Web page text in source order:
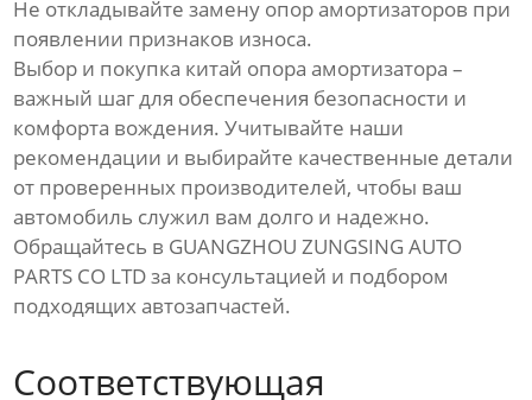
Не откладывайте замену опор амортизаторов при
появлении признаков износа.
Выбор и покупка китай опора амортизатора –
важный шаг для обеспечения безопасности и
комфорта вождения. Учитывайте наши
рекомендации и выбирайте качественные детали
от проверенных производителей, чтобы ваш
автомобиль служил вам долго и надежно.
Обращайтесь в GUANGZHOU ZUNGSING AUTO
PARTS CO LTDза консультацией и подбором
подходящих автозапчастей.
Соответствующая